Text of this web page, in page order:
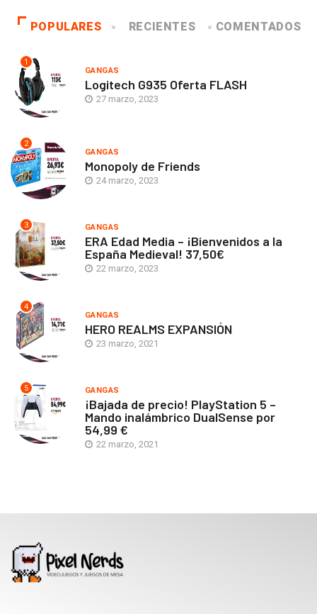
POPULARES RECIENTES COMENTADOS
1
GANGAS
Logitech G935 Oferta FLASH
27 marzo, 2023
2
GANGAS
Monopoly de Friends
24 marzo, 2023
3 GANGAS
ERA Edad Media – ¡Bienvenidos a la
España Medieval! 37,50€
22 marzo, 2023
4
GANGAS
HERO REALMS EXPANSIÓN
23 marzo, 2021
5 GANGAS
¡Bajada de precio! PlayStation 5 –
Mando inalámbrico DualSense por
54,99 €
22 marzo, 2021